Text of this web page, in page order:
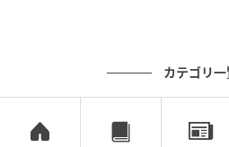
暮らしニスタ
カテゴリ一